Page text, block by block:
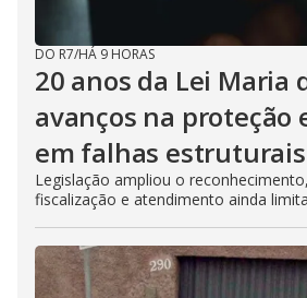
DO R7/HÁ 9 HORAS
20 anos da Lei Maria
avanços na proteção
em falhas estruturais
Legislação ampliou o
fiscalização e atendimento ainda